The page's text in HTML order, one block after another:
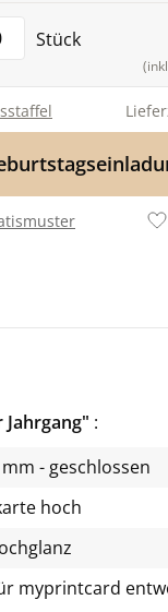
Stück
- geschlossen
hoch
myprintcard